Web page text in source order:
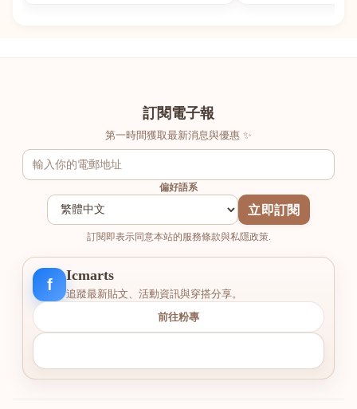
訂閱電子報
第一時間獲取最新消息與優惠 ✨
偏好語系
立即訂閱
訂閱即表示同意本站的服務條款與私隱政策.
f
Icmarts
追蹤最新貼文、活動資訊與穿搭分享。
前往粉專